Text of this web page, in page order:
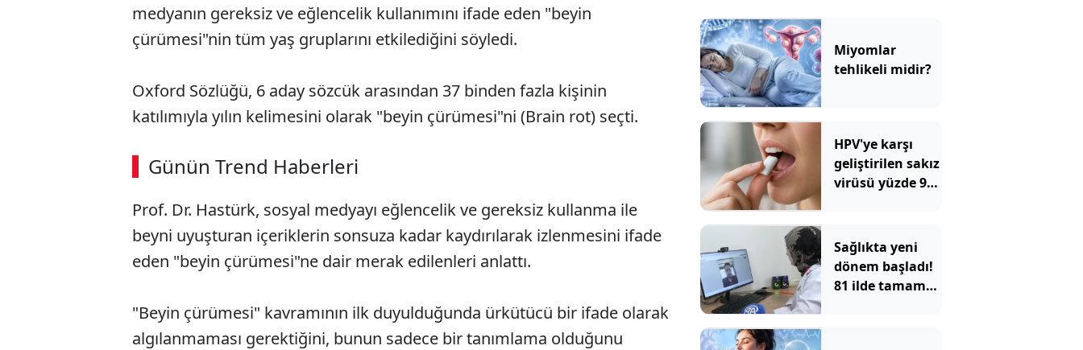
medyanın gereksiz ve eğlencelik kullanımını ifade eden "beyin
çürümesi"nin tüm yaş gruplarını etkilediğini söyledi.
Oxford Sözlüğü, 6 aday sözcük arasından 37 binden fazla kişinin
katılımıyla yılın kelimesini olarak "beyin çürümesi"ni (Brain rot) seçti.
Günün Trend Haberleri
Prof. Dr. Hastürk, sosyal medyayı eğlencelik ve gereksiz kullanma ile
beyni uyuşturan içeriklerin sonsuza kadar kaydırılarak izlenmesini ifade
eden "beyin çürümesi"ne dair merak edilenleri anlattı.
"Beyin çürümesi" kavramının ilk duyulduğunda ürkütücü bir ifade olarak
algılanmaması gerektiğini, bunun sadece bir tanımlama olduğunu
Miyomlar
tehlikeli midir?
HPV'ye karşı
geliştirilen sakız
virüsü yüzde 93
Sağlıkta yeni
dönem başladı!
81 ilde tamamen